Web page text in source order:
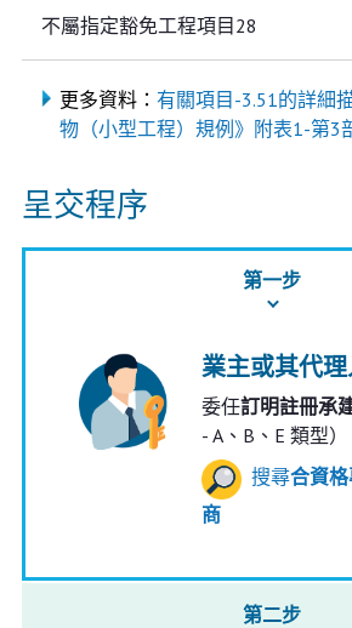
不屬指定豁免工程項目28
更多資料： 有關項目-3.51的詳細
物（小型工程）規例》附表1-第3
呈交程序
第一步
業主或其代
委任訂明註冊承
- A、B、E 類型）
搜尋合資
商
第二步